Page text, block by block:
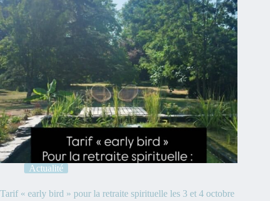
Actualité
Tarif « early bird » pour la retraite spirituelle les 3 et 4 octobre